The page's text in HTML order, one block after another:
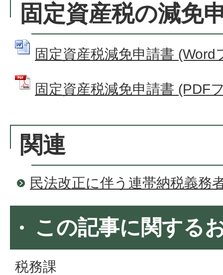
固定資産税の減免
固定資産税減免申請書
固定資産税減免申請書 (PDF
関連
民法改正に伴う連帯納税義務
この記事に関する
税務課